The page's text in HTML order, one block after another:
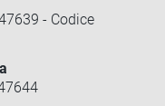
- Codice